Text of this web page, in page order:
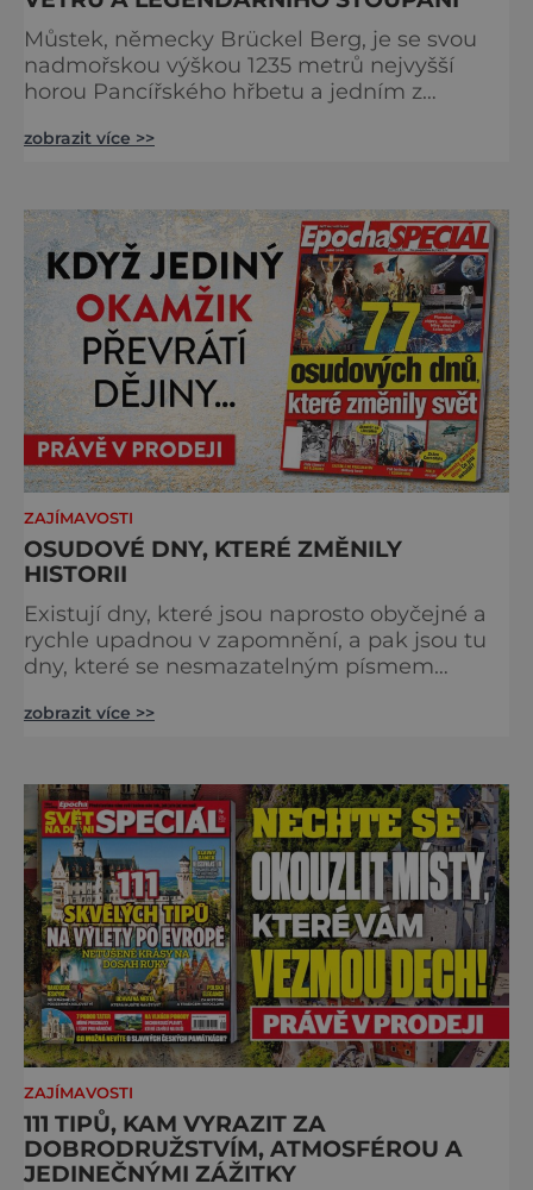
Můstek, německy Brückel Berg, je se svou
nadmořskou výškou 1235 metrů nejvyšší
horou Pancířského hřbetu a jedním z
Šumavy. Přestože nestojí v centru hlavních
Můstek si dodnes uchovává syrový horský
charakter, klid a zvláštní atmosféru
šumavských hřebenů, kde se střídá hustý les
zobrazit více >>
ZAJÍMAVOSTI
OSUDOVÉ DNY, KTERÉ ZMĚNILY
HISTORII
Existují dny, které jsou naprosto obyčejné a
rychle upadnou v zapomnění, a pak jsou tu
dny, které se nesmazatelným písmem
dojde k významnému objevu nebo děsivé
krážem. Je 10. dubna roku 49 př. n. l. a na
břehu říčky Rubikon pronáší Gaius Julius
Caesar svou slavnou vě
zobrazit více >>
ZAJÍMAVOSTI
111 TIPŮ, KAM VYRAZIT ZA
DOBRODRUŽSTVÍM, ATMOSFÉROU A
JEDINEČNÝMI ZÁŽITKY